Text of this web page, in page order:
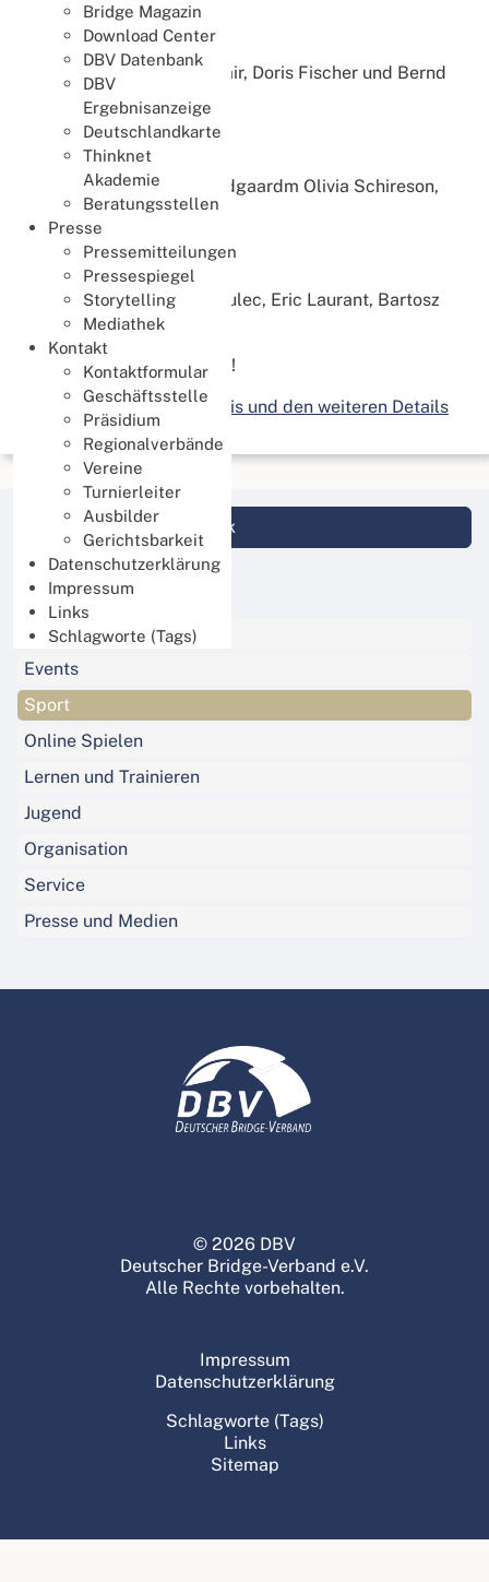
Bridge Magazin
Download Center
DBV Datenbank
DBV
Ergebnisanzeige
Deutschlandkarte
Thinknet
Akademie
Beratungsstellen
Presse
Pressemitteilungen
Pressespiegel
Storytelling
Mediathek
Kontakt
Kontaktformular
Geschäftsstelle
Präsidium
Regionalverbände
Vereine
Turnierleiter
Ausbilder
Gerichtsbarkeit
Datenschutzerklärung
Impressum
Links
Schlagworte (Tags)
Klasse C
Team "Sigma"
Peter Jokisch, Udo Kasimir, Doris Fischer und Bernd
Saurer
Klasse D
Team "Funbridge"
Ella Røstøj, Daniek Brandgaardm Olivia Schireson,
Nachiketa Muthuswamy
Klasse E
Team "Chmurski"
Anna Sarniak, Igor Chapulec, Eric Laurant, Bartosz
Chmurski
Herzlichen Glückwunsch!
Hier geht es zumErgebnis und den weiteren Details
Login DBV Datenbank
News Kategorien
Alle News
Events
Sport
Online Spielen
Lernen und Trainieren
Jugend
Organisation
Service
Presse und Medien
© 2026 DBV
Deutscher Bridge-Verband e.V.
Alle Rechte vorbehalten.
Impressum
Datenschutzerklärung
Schlagworte (Tags)
Links
Sitemap